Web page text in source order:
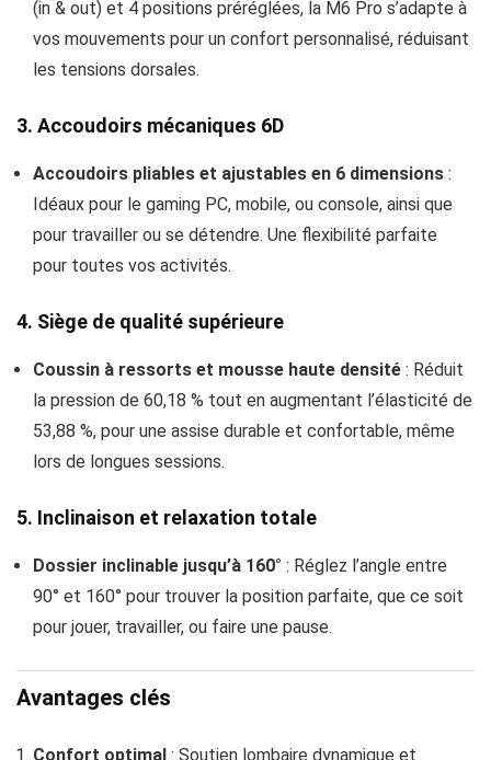
(in & out) et 4 positions préréglées, la M6 Pro s’adapte à
vos mouvements pour un confort personnalisé, réduisant
les tensions dorsales.
3. Accoudoirs mécaniques 6D
Accoudoirs pliables et ajustables en 6 dimensions :
Idéaux pour le gaming PC, mobile, ou console, ainsi que
pour travailler ou se détendre. Une flexibilité parfaite
pour toutes vos activités.
4. Siège de qualité supérieure
Coussin à ressorts et mousse haute densité : Réduit
la pression de 60,18 % tout en augmentant l’élasticité de
53,88 %, pour une assise durable et confortable, même
lors de longues sessions.
5. Inclinaison et relaxation totale
Dossier inclinable jusqu’à 160° : Réglez l’angle entre
90° et 160° pour trouver la position parfaite, que ce soit
pour jouer, travailler, ou faire une pause.
Avantages clés
Confort optimal : Soutien lombaire dynamique et